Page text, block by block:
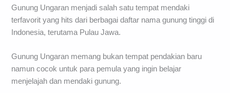
Gunung Ungaran menjadi salah satu tempat mendaki
terfavorit yang hits dari berbagai daftar nama gunung tinggi di
Indonesia, terutama Pulau Jawa.
Gunung Ungaran memang bukan tempat pendakian baru
namun cocok untuk para pemula yang ingin belajar
menjelajah dan mendaki gunung.